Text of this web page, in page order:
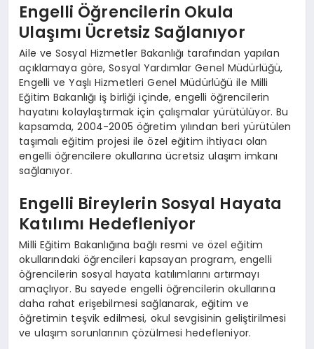
Engelli Öğrencilerin Okula
Ulaşımı Ücretsiz Sağlanıyor
Aile ve Sosyal Hizmetler Bakanlığı tarafından yapılan
açıklamaya göre, Sosyal Yardımlar Genel Müdürlüğü,
Engelli ve Yaşlı Hizmetleri Genel Müdürlüğü ile Milli
Eğitim Bakanlığı iş birliği içinde, engelli öğrencilerin
hayatını kolaylaştırmak için çalışmalar yürütülüyor. Bu
kapsamda, 2004-2005 öğretim yılından beri yürütülen
taşımalı eğitim projesi ile özel eğitim ihtiyacı olan
engelli öğrencilere okullarına ücretsiz ulaşım imkanı
sağlanıyor.
Engelli Bireylerin Sosyal Hayata
Katılımı Hedefleniyor
Milli Eğitim Bakanlığına bağlı resmi ve özel eğitim
okullarındaki öğrencileri kapsayan program, engelli
öğrencilerin sosyal hayata katılımlarını artırmayı
amaçlıyor. Bu sayede engelli öğrencilerin okullarına
daha rahat erişebilmesi sağlanarak, eğitim ve
öğretimin teşvik edilmesi, okul sevgisinin geliştirilmesi
ve ulaşım sorunlarının çözülmesi hedefleniyor.